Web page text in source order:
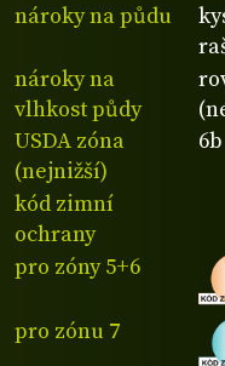
nároky na půdu
nároky na
vlhkost půdy
USDA zóna
(nejnižší)
kód zimní
ochrany
pro zóny 5+6
pro zónu 7